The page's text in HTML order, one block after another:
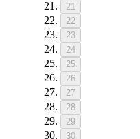
21
22
23
24
25
26
27
28
29
30